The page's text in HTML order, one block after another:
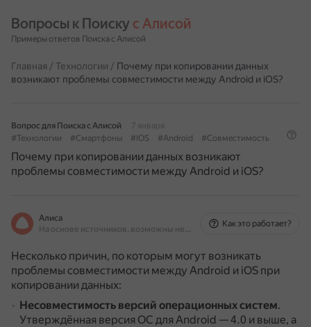
Вопросы к Поиску с Алисой
Примеры ответов Поиска с Алисой
Главная / Технологии / Почему при копировании данных
возникают проблемы совместимости между Android и iOS?
Вопрос для Поиска с Алисой
7 января
#Технологии
#Смартфоны #IOS #Android #Совместимость
Почему при копировании данных возникают
проблемы совместимости между Android и iOS?
Алиса
На основе источников, возможны неточности
Как это работает?
Несколько причин, по которым могут возникать
проблемы совместимости между Android и iOS при
копировании данных:
Несовместимость версий операционных систем.
Утверждённая версия ОС для Android — 4.0 и выше, а